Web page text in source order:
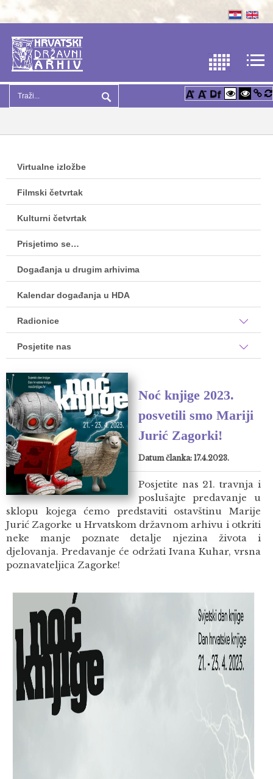
Virtualne izložbe
Filmski četvrtak
Kulturni četvrtak
Prisjetimo se…
Događanja u drugim arhivima
Kalendar događanja u HDA
Radionice
Posjetite nas
Noć knjige 2023.
posvetili smo Mariji
Jurić Zagorki!
Datum članka: 17.4.2023.
Posjetite nas 21. travnja i
poslušajte predavanje u
sklopu kojega ćemo predstaviti ostavštinu Marije
Jurić Zagorke u Hrvatskom državnom arhivu i otkriti
neke manje poznate detalje njezina života i
djelovanja. Predavanje će održati Ivana Kuhar, vrsna
poznavateljica Zagorke!